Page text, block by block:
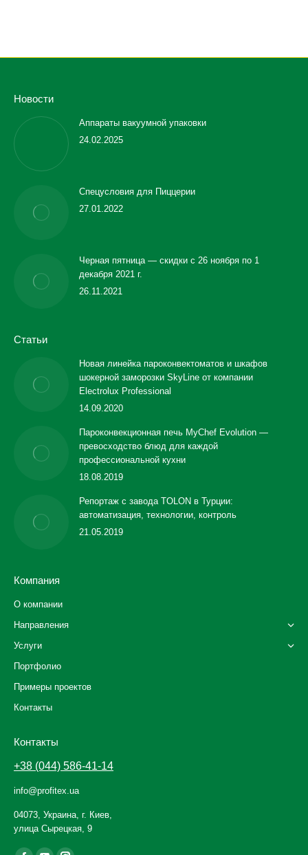
Новости
Аппараты вакуумной упаковки
24.02.2025
Спецусловия для Пиццерии
27.01.2022
Черная пятница — скидки с 26 ноября по 1
декабря 2021 г.
26.11.2021
Статьи
Новая линейка пароконвектоматов и шкафов
шокерной заморозки SkyLine от компании
Electrolux Professional
14.09.2020
Пароконвекционная печь MyChef Evolution —
превосходство блюд для каждой
профессиональной кухни
18.08.2019
Репортаж с завода TOLON в Турции:
автоматизация, технологии, контроль
21.05.2019
Компания
О компании
Направления
Услуги
Портфолио
Примеры проектов
Контакты
Контакты
+38 (044) 586-41-14
info@profitex.ua
04073, Украина, г. Киев,
улица Сырецкая, 9
Ищите нас: